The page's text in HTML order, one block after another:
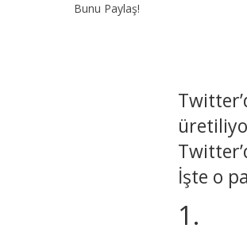
Bunu Paylaş!
İşte o
1.